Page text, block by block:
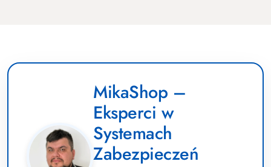
MikaShop –
Eksperci w
Systemach
Zabezpieczeń